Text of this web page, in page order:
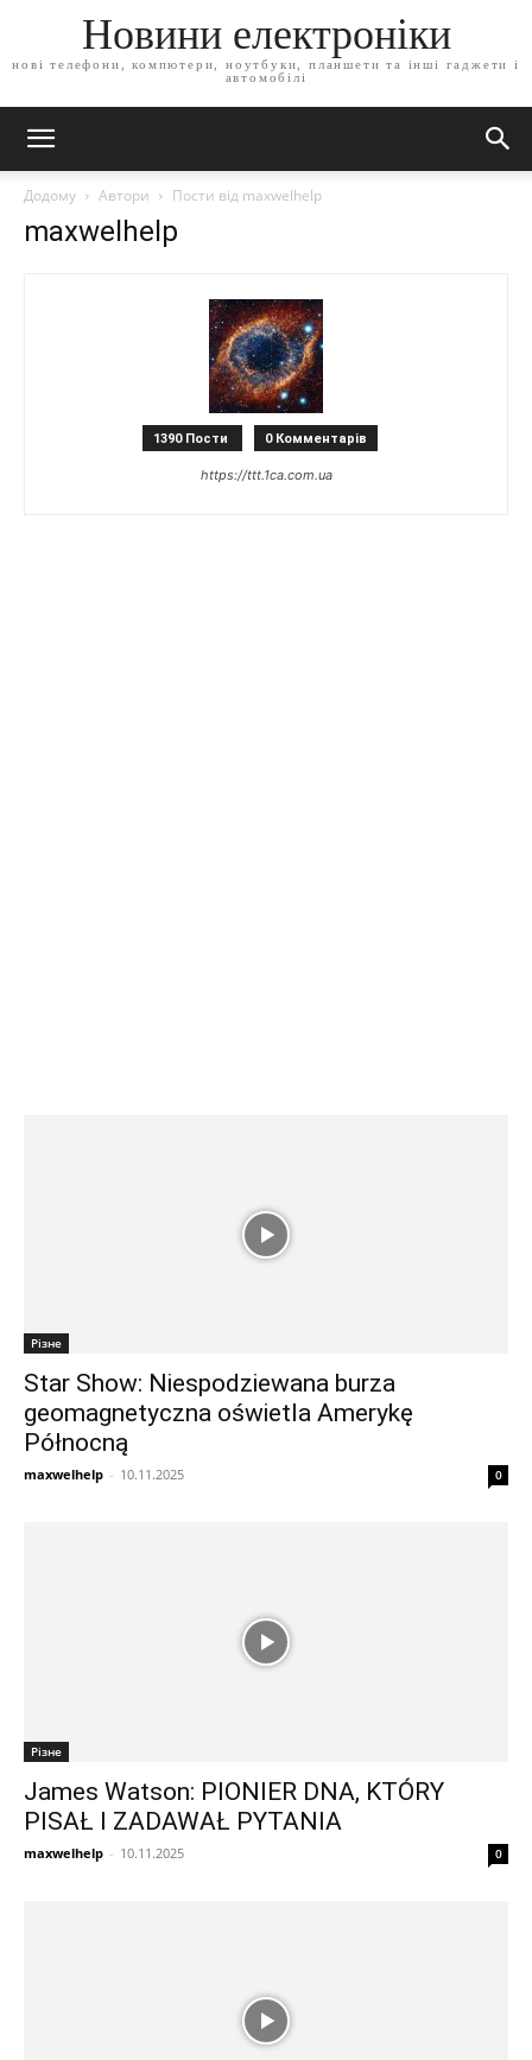
Новини електроніки
нові телефони, компютери, ноутбуки, планшети та інші гаджети і
автомобілі
Додому Автори Пости від maxwelhelp
maxwelhelp
1390 Пости 0 Комментарів
https://ttt.1ca.com.ua
Різне
Star Show: Niespodziewana burza
geomagnetyczna oświetla Amerykę
Północną
maxwelhelp - 10.11.2025 0
Різне
James Watson: PIONIER DNA, KTÓRY
PISAŁ I ZADAWAŁ PYTANIA
maxwelhelp - 10.11.2025 0